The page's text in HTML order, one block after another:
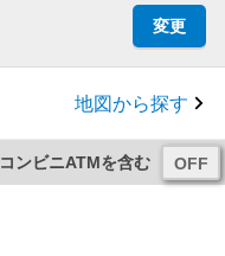
変更
地図から探す
コンビニATMを含む